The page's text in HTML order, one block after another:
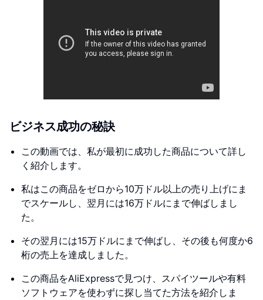
ビジネス成功の秘訣
この動画では、私が最初に成功した商品について詳し
く紹介します。
私はこの商品をゼロから10万ドル以上の売り上げにま
でスケールし、翌月には16万ドルにまで伸ばしまし
た。
その翌月には15万ドルにまで伸ばし、その後も何度か6
桁の売上を達成しました。
この商品をAliExpressで見つけ、スパイツールや有料
ソフトウェアを使わずに探し当てた方法を紹介しま